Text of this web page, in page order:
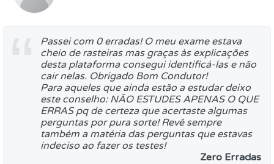
Passei com 0 erradas! O meu exame estava
cheio de rasteiras mas graças às explicações
desta plataforma consegui identificá-las e não
cair nelas. Obrigado Bom Condutor!
Para aqueles que ainda estão a estudar deixo
este conselho: NÃO ESTUDES APENAS O QUE
ERRAS pq de certeza que acertaste algumas
perguntas por pura sorte! Revê sempre
também a matéria das perguntas que estavas
indeciso ao fazer os testes!
Zero Erradas